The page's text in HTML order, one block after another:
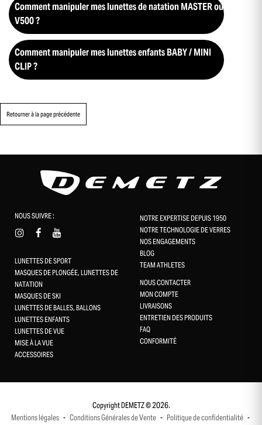
Comment manipuler mes lunettes de natation MASTER ou
V500 ?
Comment manipuler mes lunettes enfants BABY / MINI
CLIP ?
Retourner à la page précédente
NOUS SUIVRE :
LUNETTES DE SPORT
MASQUES DE PLONGÉE, LUNETTES DE
NATATION
MASQUES DE SKI
LUNETTES DE BALLES, BALLONS
LUNETTES ENFANTS
LUNETTES DE VUE
MISE À LA VUE
ACCESSOIRES
NOTRE EXPERTISE DEPUIS 1950
NOTRE TECHNOLOGIE DE VERRES
NOS ENGAGEMENTS
BLOG
TEAM ATHLETES
NOUS CONTACTER
MON COMPTE
LIVRAISONS
ENTRETIEN DES PRODUITS
FAQ
CONFORMITÉ
Copyright DEMETZ © 2026.
Mentions légales - Conditions Générales de Vente - Politique de confidentialité -
Gestion des cookies
Ce site utilise des cookies et vous donne le contrôle sur ceux que